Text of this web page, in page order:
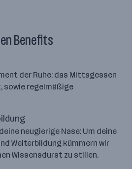
Benefits
der Ruhe: das Mittagessen
regelmäßige
neugierige Nase: Um deine
Weiterbildung kümmern wir
Wissensdurst zu stillen.